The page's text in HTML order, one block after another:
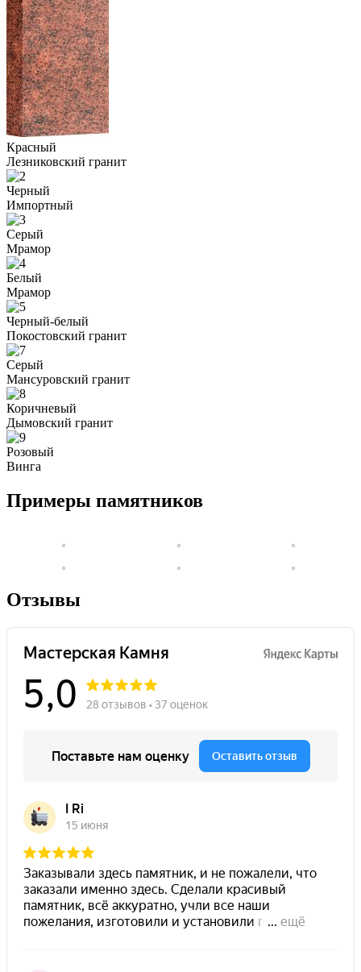
Красный
Лезниковский гранит
Черный
Импортный
Серый
Мрамор
Белый
Мрамор
Черный-белый
Покостовский гранит
Серый
Мансуровский гранит
Коричневый
Дымовский гранит
Розовый
Винга
Примеры памятников
Отзывы